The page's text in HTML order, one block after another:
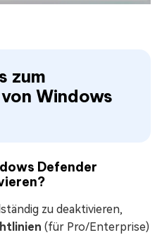
zum
Windows
Defender
zu deaktivieren,
(für Pro/Enterprise)